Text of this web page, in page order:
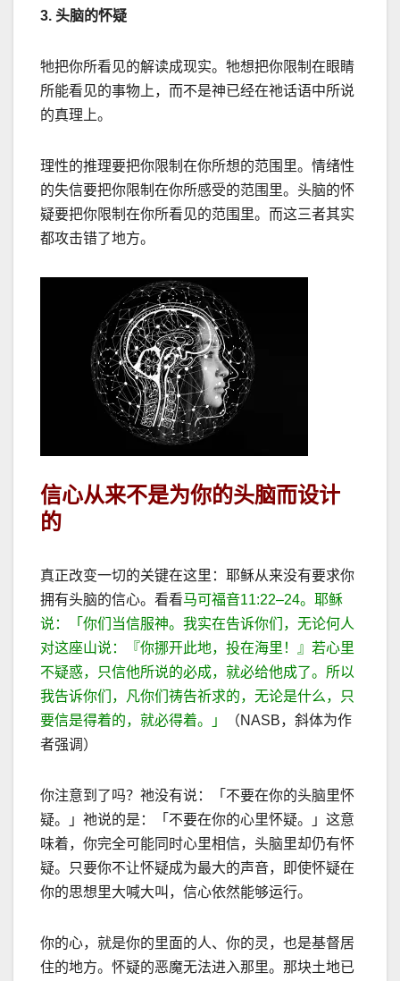
3. 头脑的怀疑
牠把你所看见的解读成现实。牠想把你限制在眼睛
所能看见的事物上，而不是神已经在祂话语中所说
的真理上。
理性的推理要把你限制在你所想的范围里。情绪性
的失信要把你限制在你所感受的范围里。头脑的怀
疑要把你限制在你所看见的范围里。而这三者其实
都攻击错了地方。
信心从来不是为你的头脑而设计
的
真正改变一切的关键在这里：耶稣从来没有要求你
拥有头脑的信心。看看马可福音11:22–24。耶稣
说：「你们当信服神。我实在告诉你们，无论何人
对这座山说：『你挪开此地，投在海里！』若心里
不疑惑，只信他所说的必成，就必给他成了。所以
我告诉你们，凡你们祷告祈求的，无论是什么，只
要信是得着的，就必得着。」
（NASB，斜体为作
者强调）
你注意到了吗？祂没有说：「不要在你的头脑里怀
疑。」祂说的是：「不要在你的心里怀疑。」这意
味着，你完全可能同时心里相信，头脑里却仍有怀
疑。只要你不让怀疑成为最大的声音，即使怀疑在
你的思想里大喊大叫，信心依然能够运行。
你的心，就是你的里面的人、你的灵，也是基督居
住的地方。怀疑的恶魔无法进入那里。那块土地已